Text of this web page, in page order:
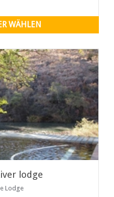
gehen...
WÄHLEN
lodge
Lodge